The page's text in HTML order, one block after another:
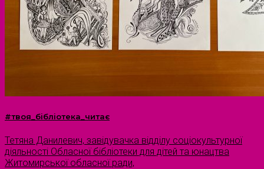
#твоя_бібліотека_читає
Тетяна Данилевич, завідувачка відділу соціокультурної
діяльності Обласної бібліотеки для дітей та юнацтва
Житомирської обласної ради,